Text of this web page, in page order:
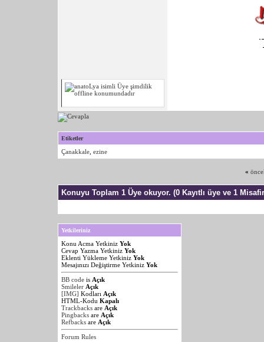
Etiketler
Çanakkale ezine
«
Konuyu Toplam 1 Üye okuyor. (0 Kayıtlı üye ve 1
Yetkileriniz
Konu Acma Yetkiniz Yok
Cevap Yazma Yetkiniz Yok
Eklenti Yükleme Yetkiniz Yok
Mesajınızı Değiştirme Yetkiniz Yok
BB code is Açık
Smileler Açık
[IMG] Kodları Açık
HTML-Kodu Kapalı
Trackbacks are Açık
Pingbacks are Açık
Refbacks are Açık
Forum Rules